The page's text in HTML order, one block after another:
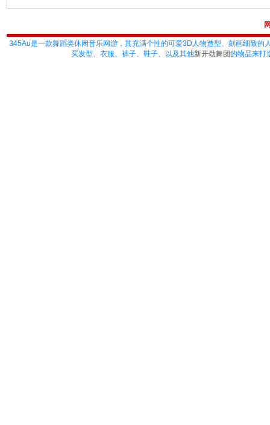
345Au是一款舞蹈类休闲音乐网游，其充满个性的可爱3D人物造型、刻画细致
买发型、衣服、裤子、鞋子、以及其他新开劲舞团的物品来打